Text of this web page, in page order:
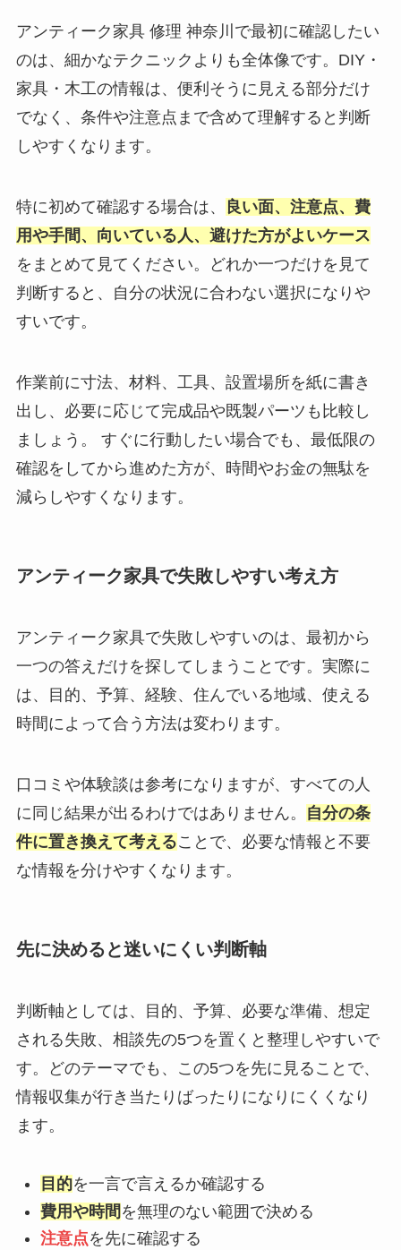
アンティーク家具 修理 神奈川で最初に確認したい
のは、細かなテクニックよりも全体像です。DIY・
家具・木工の情報は、便利そうに見える部分だけ
でなく、条件や注意点まで含めて理解すると判断
しやすくなります。
特に初めて確認する場合は、
良い面、注意点、費
用や手間、向いている人、避けた方がよいケース
をまとめて見てください。どれか一つだけを見て
判断すると、自分の状況に合わない選択になりや
すいです。
作業前に寸法、材料、工具、設置場所を紙に書き
出し、必要に応じて完成品や既製パーツも比較し
ましょう。 すぐに行動したい場合でも、最低限の
確認をしてから進めた方が、時間やお金の無駄を
減らしやすくなります。
アンティーク家具で失敗しやすい考え方
アンティーク家具で失敗しやすいのは、最初から
一つの答えだけを探してしまうことです。実際に
は、目的、予算、経験、住んでいる地域、使える
時間によって合う方法は変わります。
口コミや体験談は参考になりますが、すべての人
に同じ結果が出るわけではありません。
自分の条
件に置き換えて考えることで、必要な情報と不要
な情報を分けやすくなります。
先に決めると迷いにくい判断軸
判断軸としては、目的、予算、必要な準備、想定
される失敗、相談先の5つを置くと整理しやすいで
す。どのテーマでも、この5つを先に見ることで、
情報収集が行き当たりばったりになりにくくなり
ます。
目的を一言で言えるか確認する
費用や時間 を無理のない範囲で決める
注意点を先に確認する